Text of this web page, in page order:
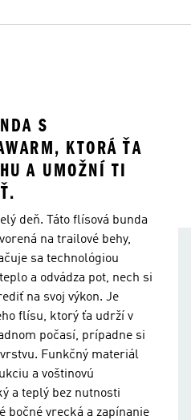
S
KTORÁ ŤA
A UMOŽNÍ TI
deň. Táto flísová bunda
na trailové behy,
sa technológiou
a odvádza pot, nech si
na svoj výkon. Je
flísu, ktorý ťa udrží v
počasí, prípadne si
Funkčný materiál
a voštinovú
a teplý bez nutnosti
bočné vrecká a zapínanie